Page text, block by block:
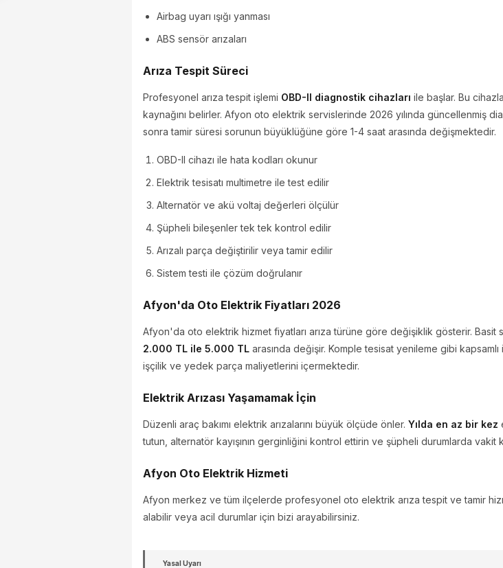
Airbag uyarı ışığı yanması
ABS sensör arızaları
Arıza Tespit Süreci
Profesyonel arıza tespit işlemi OBD-II diagnostik cihazları ile başlar. Bu
kaynağını belirler. Afyon oto elektrik servislerinde 2026 yılında güncellenmiş
sonra tamir süresi sorunun büyüklüğüne göre 1-4 saat arasında değişmektedir.
OBD-II cihazı ile hata kodları okunur
Elektrik tesisatı multimetre ile test edilir
Alternatör ve akü voltaj değerleri ölçülür
Şüpheli bileşenler tek tek kontrol edilir
Arızalı parça değiştirilir veya tamir edilir
Sistem testi ile çözüm doğrulanır
Afyon'da Oto Elektrik Fiyatları 2026
Afyon'da oto elektrik hizmet fiyatları arıza türüne göre değişiklik gösterir. Basit
2.000 TL ile 5.000 TL arasında değişir. Komple tesisat yenileme gibi kapsamlı
işçilik ve yedek parça maliyetlerini içermektedir.
Elektrik Arızası Yaşamamak İçin
Düzenli araç bakımı elektrik arızalarını büyük ölçüde önler. Yılda en az bir kez
tutun, alternatör kayışının gerginliğini kontrol ettirin ve şüpheli durumlarda
Afyon Oto Elektrik Hizmeti
Afyon merkez ve tüm ilçelerde profesyonel oto elektrik arıza tespit ve tamir
alabilir veya acil durumlar için bizi arayabilirsiniz.
Yasal Uyarı